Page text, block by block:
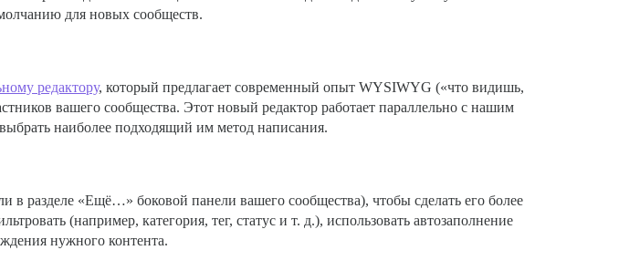
для новых сообществ.
редактору, который предлагает современный опыт WYSIWYG («что видишь,
вашего сообщества. Этот новый редактор работает параллельно с нашим
наиболее подходящий им метод написания.
в разделе «Ещё…» боковой панели вашего сообщества), чтобы сделать его более
(например, категория, тег, статус и т. д.), использовать автозаполнение
нужного контента.